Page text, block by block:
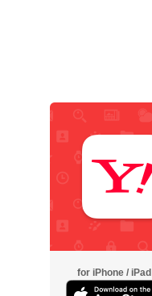
for iPhone / iPad